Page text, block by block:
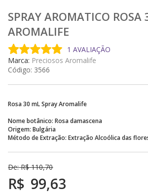
SPRAY AROMATICO ROSA
AROMALIFE
1 AVALIAÇÃO
Marca: Preciosos Aromalife
Código: 3566
Rosa 30 mL Spray Aromalife
Nome botânico: Rosa damascena
Origem: Bulgária
Método de Extração: Extração Alcoólica das
De: R$110,70
R$ 99,63